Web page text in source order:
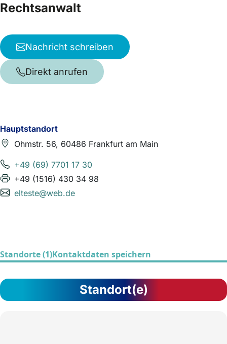
Hauptstandort
Ohmstr. 56, 60486 Frankfurt am Main
+49 (69) 7701 17 30
+49 (1516) 430 34 98
elteste@web.de
Rechtsanwalt
Nachricht schreiben
Direkt anrufen
Standorte (1)Kontaktdaten speichern
Standort(e)